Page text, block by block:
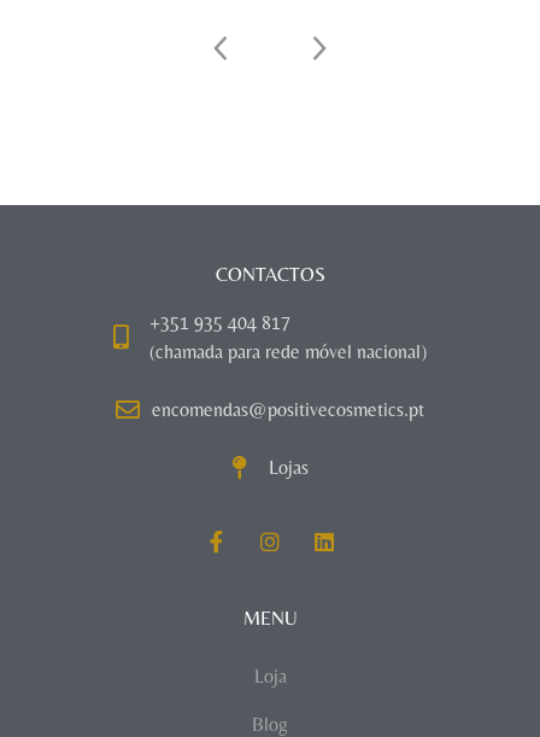
CONTACTOS
+351 935 404 817
(chamada para rede móvel nacional)
encomendas@positivecosmetics.pt
Lojas
MENU
Loja
Blog